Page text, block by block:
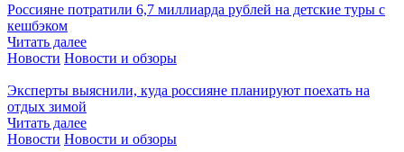
Россияне потратили 6,7 миллиарда рублей на детские туры с
кешбэком
Читать далее
Новости Новости и обзоры
Эксперты выяснили, куда россияне планируют поехать на
отдых зимой
Читать далее
Новости Новости и обзоры